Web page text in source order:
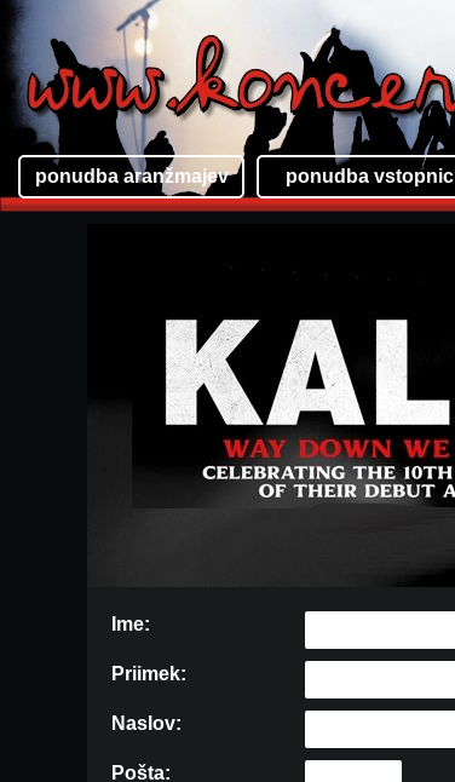
ponudba aranžmajev ponudba vstopnic
Ime:
Priimek:
Naslov:
Pošta: